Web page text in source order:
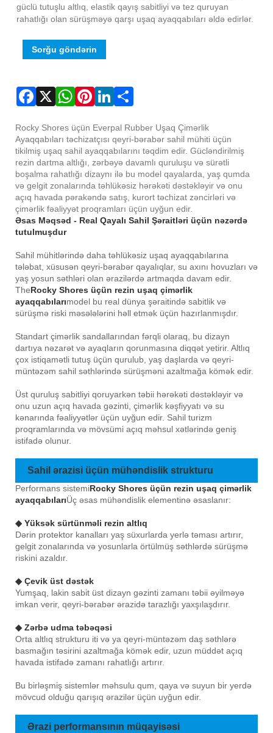
güclü tutuşlu altlıq, elastik qayış sabitliyi və tez quruyan
rahatlığı olan sürüşməyə qarşı uşaq ayaqqabıları əldə edirlər.
Sorğu göndərin
Rocky Shores üçün Everpal Rubber Uşaq Çimərlik
Ayaqqabıları təchizatçısı qeyri-bərabər sahil mühiti üçün
tikilmiş uşaq sahil ayaqqabılarını təqdim edir. Gücləndirilmiş
rezin dartma altlığı, zərbəyə davamlı quruluşu və sürətli
boşalma rahatlığı dizaynı ilə bu model qayalarda, yaş qumda
və gelgit zonalarında təhlükəsiz hərəkəti dəstəkləyir və onu
açıq havada pərakəndə satış, kurort təchizat zəncirləri və
çimərlik fəaliyyət proqramları üçün uyğun edir.
Əsas Məqsəd - Real Qayalı Sahil Şəraitləri üçün nəzərdə
tutulmuşdur
Sahil mühitlərində daha təhlükəsiz uşaq ayaqqabılarına
tələbat, xüsusən qeyri-bərabər qayalıqlar, su axını hovuzları və
yaş yosun səthləri olan ərazilərdə artmaqda davam edir.
TheRocky Shores üçün rezin uşaq çimərlik
ayaqqabılarımodel bu real dünya şəraitində sabitlik və
sürüşmə riski məsələlərini həll etmək üçün hazırlanmışdır.
Standart çimərlik sandallarından fərqli olaraq, bu dizayn
dartıya nəzarət və ayaqların qorunmasına diqqət yetirir. Altlıq
çox istiqamətli tutuş üçün qurulub, yaş daşlarda və qeyri-
müntəzəm sahil səthlərində sürüşməni azaltmağa kömək edir.
Üst quruluş sabitliyi qoruyarkən təbii hərəkəti dəstəkləyir və
onu uzun açıq havada gəzinti, çimərlik kəşfiyyatı və su
kənarında fəaliyyətlər üçün uyğun edir. Sahil turizm
proqramlarında və mövsümi açıq məhsul xətlərində geniş
istifadə olunur.
Sahil ərazisi üçün mühəndislik strukturu
Performans sistemiRocky Shores üçün rezin uşaq çimərlik
ayaqqabılarıÜç əsas mühəndislik elementinə əsaslanır:
◆ Yüksək sürtünməli rezin altlıq
Dərin protektor kanalları yaş süxurlarda yerlə təması artırır,
gelgit zonalarında və yosunlarla örtülmüş səthlərdə sürüşmə
riskini azaldır.
◆ Çevik üst dəstək
Yumşaq, lakin sabit üst dizayn gəzinti zamanı təbii əyilməyə
imkan verir, qeyri-bərabər ərazidə tarazlığı yaxşılaşdırır.
◆ Zərbə udma təbəqəsi
Orta altlıq strukturu iti və ya qeyri-müntəzəm daş səthlərə
basmağın təsirini azaltmağa kömək edir, uzun müddət açıq
havada istifadə zamanı rahatlığı artırır.
Bu birləşmiş sistemlər məhsulu qum, qaya və suyun bir yerdə
mövcud olduğu qarışıq ərazilər üçün uyğun edir.
Ərazi performansının müqayisəsi